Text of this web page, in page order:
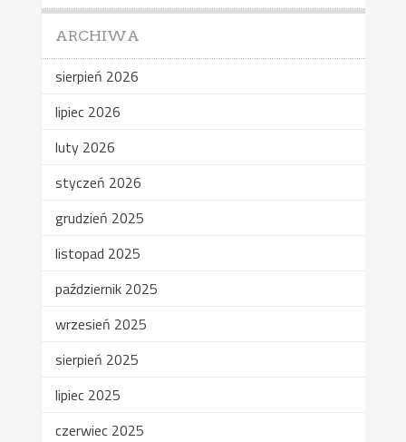
ARCHIWA
sierpień 2026
lipiec 2026
luty 2026
styczeń 2026
grudzień 2025
listopad 2025
październik 2025
wrzesień 2025
sierpień 2025
lipiec 2025
czerwiec 2025